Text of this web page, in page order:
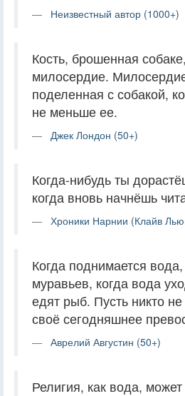
Неизвестный автор (1000+)
Кость, брошенная
милосердие.
поделенная с собакой,
не меньше ее.
Джек Лондон (50+)
Когда-нибудь ты
когда вновь начнёшь
Хроники Нарнии (Клайв
Когда поднимается
муравьев, когда вода
едят рыб. Пусть никто
своё сегодняшнее
Аврелий Августин (50+)
Религия, как вода,